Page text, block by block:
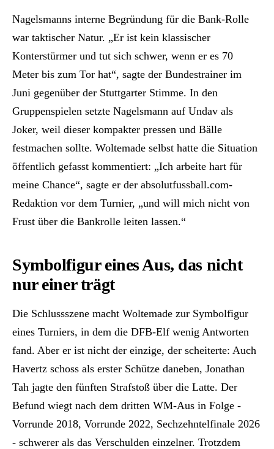
Nagelsmanns interne Begründung für die Bank-Rolle
war taktischer Natur. „Er ist kein klassischer
Konterstürmer und tut sich schwer, wenn er es 70
Meter bis zum Tor hat“, sagte der Bundestrainer im
Juni gegenüber der Stuttgarter Stimme. In den
Gruppenspielen setzte Nagelsmann auf Undav als
Joker, weil dieser kompakter pressen und Bälle
festmachen sollte. Woltemade selbst hatte die Situation
öffentlich gefasst kommentiert: „Ich arbeite hart für
meine Chance“, sagte er der absolutfussball.com-
Redaktion vor dem Turnier, „und will mich nicht von
Frust über die Bankrolle leiten lassen.“
Symbolfigur eines Aus, das nicht
nur einer trägt
Die Schlussszene macht Woltemade zur Symbolfigur
eines Turniers, in dem die DFB-Elf wenig Antworten
fand. Aber er ist nicht der einzige, der scheiterte: Auch
Havertz schoss als erster Schütze daneben, Jonathan
Tah jagte den fünften Strafstoß über die Latte. Der
Befund wiegt nach dem dritten WM-Aus in Folge -
Vorrunde 2018, Vorrunde 2022, Sechzehntelfinale 2026
- schwerer als das Verschulden einzelner. Trotzdem